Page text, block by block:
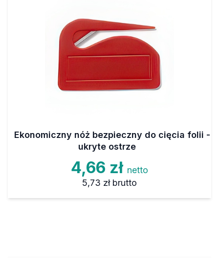
Ekonomiczny nóż bezpieczny do cięcia folii -
ukryte ostrze
4,66 zł netto
5,73 zł brutto